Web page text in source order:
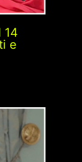
14
e